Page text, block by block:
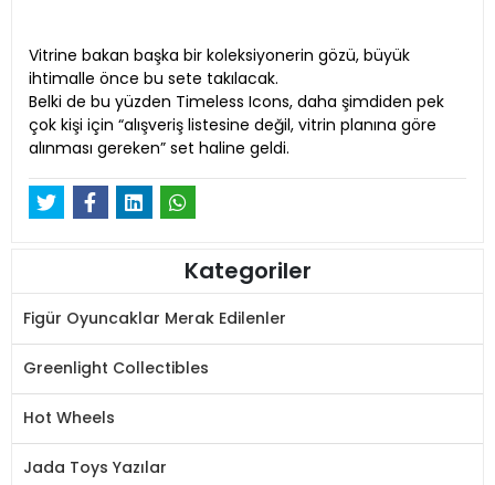
Vitrine bakan başka bir koleksiyonerin gözü, büyük
ihtimalle önce bu sete takılacak.
Belki de bu yüzden Timeless Icons, daha şimdiden pek
çok kişi için “alışveriş listesine değil, vitrin planına göre
alınması gereken” set haline geldi.
Kategoriler
Figür Oyuncaklar Merak Edilenler
Greenlight Collectibles
Hot Wheels
Jada Toys Yazılar